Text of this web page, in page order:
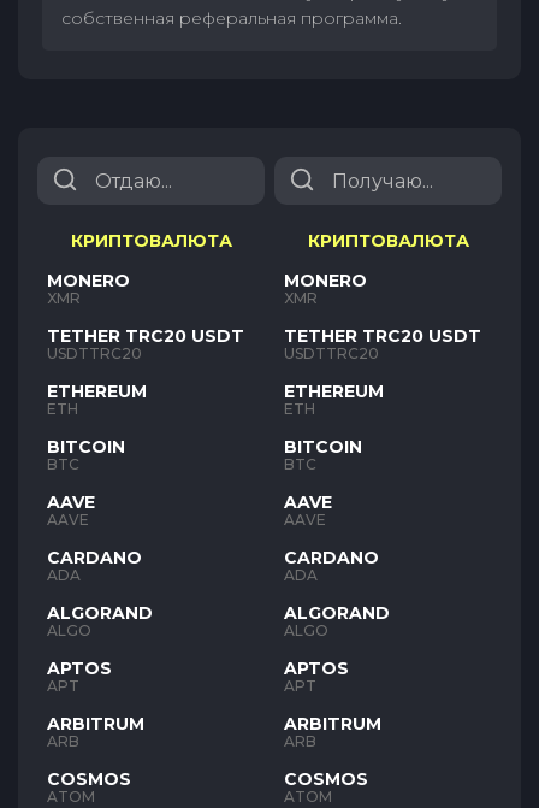
собственная реферальная программа.
КРИПТОВАЛЮТА
MONERO
XMR
TETHER TRC20 USDT
USDTTRC20
ETHEREUM
ETH
BITCOIN
BTC
AAVE
AAVE
CARDANO
ADA
ALGORAND
ALGO
APTOS
APT
ARBITRUM
ARB
COSMOS
ATOM
КРИПТОВАЛЮТА
MONERO
XMR
TETHER TRC20 USDT
USDTTRC20
ETHEREUM
ETH
BITCOIN
BTC
AAVE
AAVE
CARDANO
ADA
ALGORAND
ALGO
APTOS
APT
ARBITRUM
ARB
COSMOS
ATOM